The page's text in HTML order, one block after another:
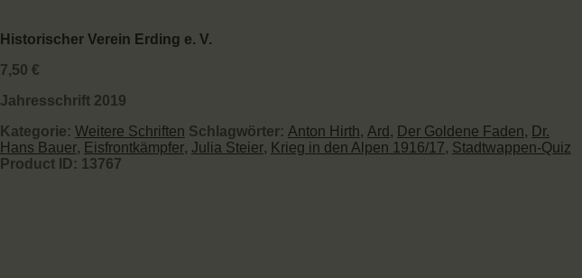
Historischer Verein Erding e. V.
7,50 €
Jahresschrift 2019
Kategorie: Weitere Schriften Schlagwörter: Anton Hirth, Ard , Der Goldene Faden, Dr.
Hans Bauer, Eisfrontkämpfer, Julia Steier, Krieg in den Alpen 1916/17, Stadtwappen-Quiz
Product ID: 13767